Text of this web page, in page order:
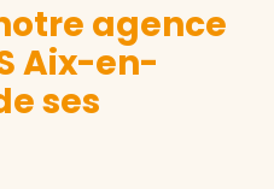
agence
Aix-en-
ses